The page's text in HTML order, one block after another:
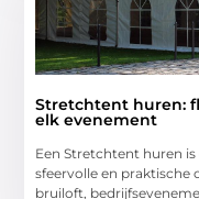
Stretchtent huren:
elk evenement
Een Stretchtent huren
sfeervolle en praktische
bruiloft,